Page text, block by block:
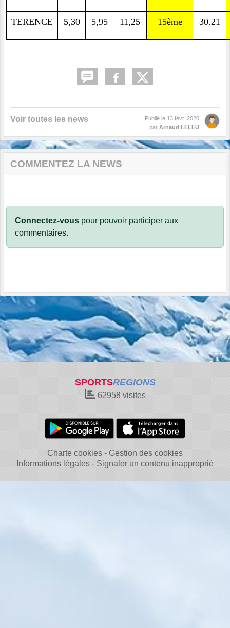
TERENCE 5,30 5,95 11,25 15ème 30.21
Voir toutes les news Publié le 13 févr. 2020
par Arnaud LELEU
COMMENTEZ LA NEWS
Connectez-vous pour pouvoir participer aux
commentaires.
SPORTSREGIONS
62958visites
Charte cookies
Gestion des cookies
Informations légales
Signaler un contenu inapproprié